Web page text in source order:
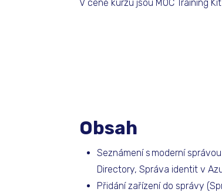
V ceně kurzu jsou MOC Training
Obsah
Seznámení s moderní
Directory, Správa identit v
Přidání zařízení do správy